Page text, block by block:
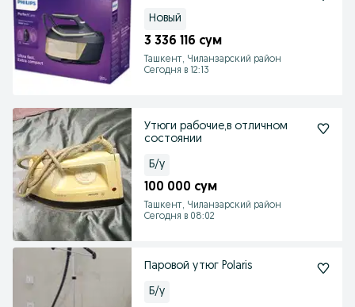
Новый
3 336 116 сум
Ташкент, Чиланзарский район
Сегодня в 12:13
Утюги рабочие,в отличном
состоянии
Б/у
100 000 сум
Ташкент, Чиланзарский район
Сегодня в 08:02
Паровой утюг Polaris
Б/у